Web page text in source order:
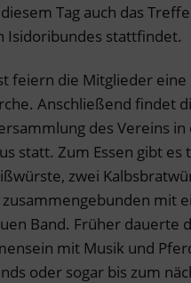
Tag auch das
Isidoribundes stattfindet.
feiern die Mitglieder eine
Anschließend findet
des Vereins in
statt. Zum Essen gibt es
zwei
zusammengebunden mit
Band. Früher dauerte
mit Musik und
oder sogar bis zum